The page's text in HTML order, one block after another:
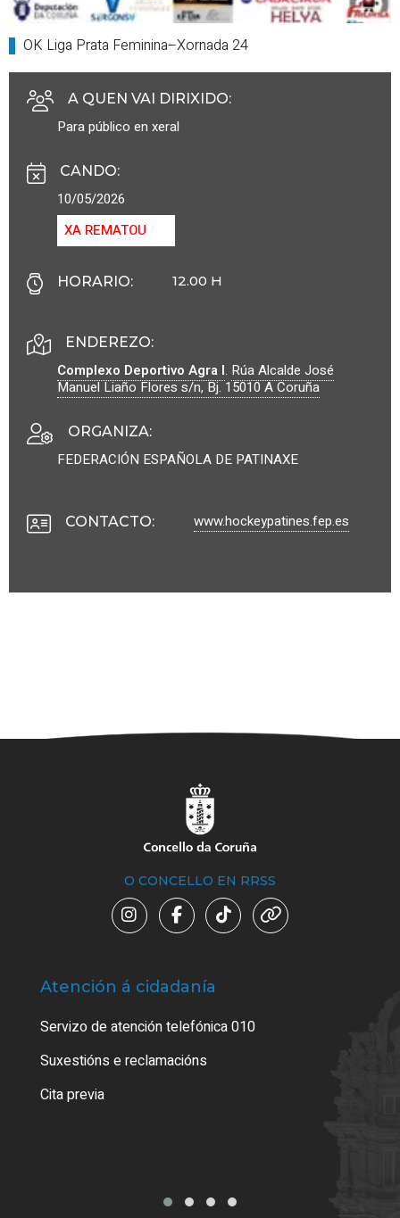
OK Liga Prata Feminina–Xornada 24
A QUEN VAI DIRIXIDO:
Para público en xeral
CANDO:
10/05/2026
XA REMATOU
HORARIO: 12.00 H
ENDEREZO:
Complexo Deportivo Agra I. Rúa Alcalde José
Manuel Liaño Flores s/n, Bj.15010A Coruña
ORGANIZA:
FEDERACIÓN ESPAÑOLA DE PATINAXE
CONTACTO: www.hockeypatines.fep.es
O CONCELLO EN RRSS
Atención á cidadanía
Servizo de atención telefónica 010
Suxestións e reclamacións
Cita previa